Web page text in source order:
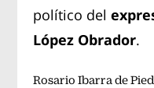
político del
López Obrador.
Rosario Ibarra de